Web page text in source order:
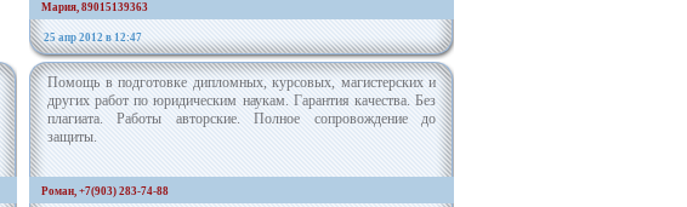
Мария, 89015139363
25 апр 2012 в 12:47
Помощь в подготовке дипломных, курсовых, магистерских и
других работ по юридическим наукам. Гарантия качества. Без
плагиата. Работы авторские. Полное сопровождение до
защиты.
Роман, +7(903) 283-74-88